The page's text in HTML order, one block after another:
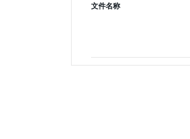
文件名称